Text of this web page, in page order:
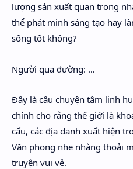
lượng sản xuất quan trọng
thể phát minh sáng tạo hay
sống tốt không?
Người qua đường: …
Đây là câu chuyện tâm linh
chính cho rằng thế giới là
cấu, các địa danh xuất hiện
Văn phong nhẹ nhàng thoải
truyện vui vẻ.